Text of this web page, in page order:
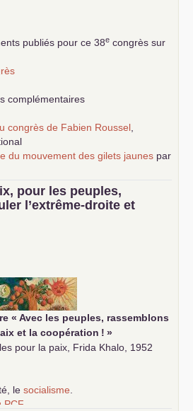
publiés pour ce 38e congrès sur
complémentaires
congrès de Fabien Roussel
du mouvement des gilets jaunes par
Delaunay
le marxisme est la
temps
partis communistes et ouvrier
pour les peuples,
l’extrême-droite et
« Avec les peuples, rassemblons
et la coopération ! »
pour la paix, Frida Khalo, 1952
le socialisme
PCF